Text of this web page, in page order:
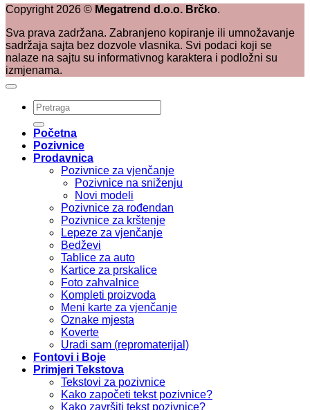
Copyright 2026 © Megatrend d.o.o. Brčko.
Sva prava zadržana. Zabranjeno kopiranje ili umnožavanje
sadržaja sajta bez dozvole vlasnika. Svi podaci koji se
nalaze na sajtu su informativnog karaktera i podložni su
izmjenama.
Pretraži:
Početna
Pozivnice
Prodavnica
Pozivnice za vjenčanje
Pozivnice na sniženju
Novi modeli
Pozivnice za rođendan
Pozivnice za krštenje
Lepeze za vjenčanje
Bedževi
Tablice za auto
Kartice za prskalice
Foto zahvalnice
Kompleti proizvoda
Meni karte za vjenčanje
Oznake mjesta
Koverte
Uradi sam (repromaterijal)
Fontovi i Boje
Primjeri Tekstova
Tekstovi za pozivnice
Kako započeti tekst pozivnice?
Kako završiti tekst pozivnice?